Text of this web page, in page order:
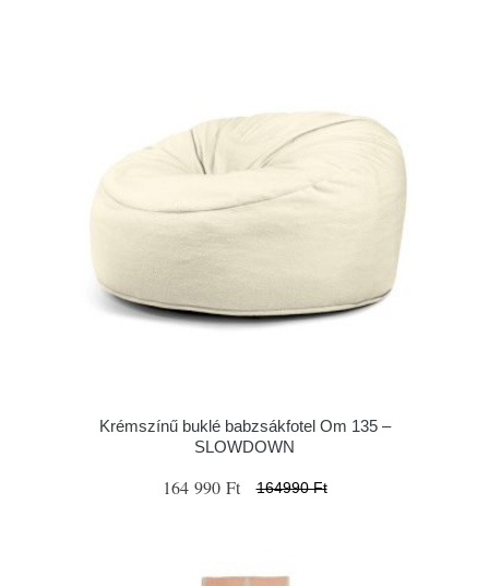
Krémszínű buklé babzsákfotel Om 135 –
SLOWDOWN
164 990 Ft 164990 Ft